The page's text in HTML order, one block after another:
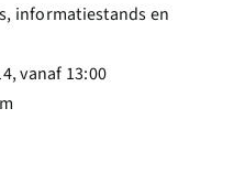
informatiestands en
vanaf 13:00